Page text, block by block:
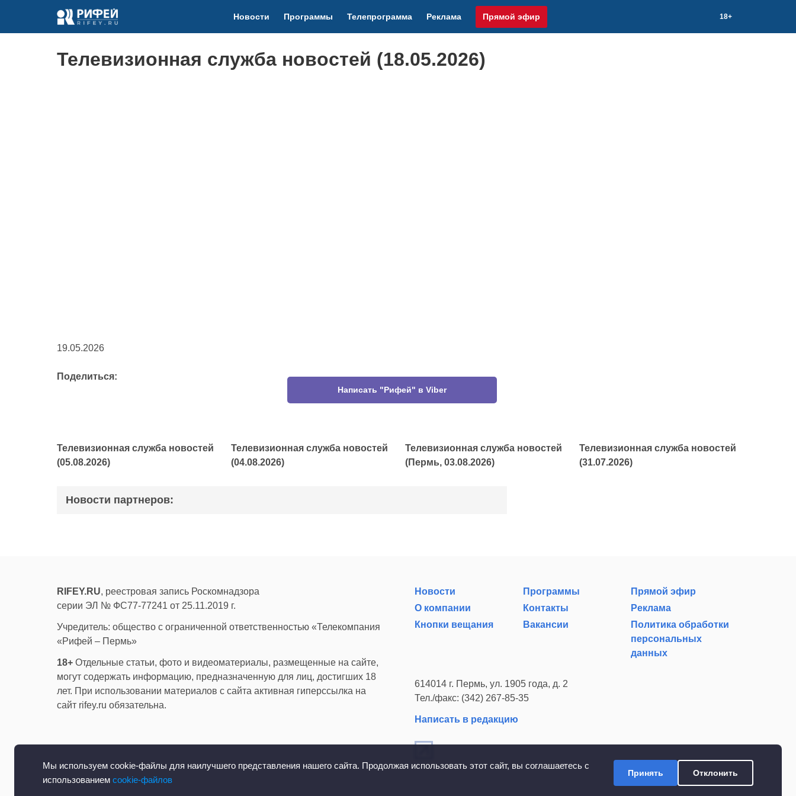
Новости Программы Телепрограмма Реклама Прямой эфир 18+
Телевизионная служба новостей (18.05.2026)
19.05.2026
Поделиться:
Написать "Рифей" в Viber
Мы используем cookie-файлы для наилучшего представления нашего сайта. Продолжая использовать этот сайт, вы соглашаетесь с
использованием cookie-файлов
Принять Отклонить
Телевизионная служба новостей
(05.08.2026)
Телевизионная служба новостей
(04.08.2026)
Телевизионная служба новостей
(Пермь, 03.08.2026)
Телевизионная служба новостей
(31.07.2026)
Новости партнеров:
RIFEY.RU, реестровая запись Роскомнадзора
серии ЭЛ № ФС77-77241 от 25.11.2019 г.
Учредитель: общество с ограниченной ответственностью «Телекомпания
«Рифей – Пермь»
18+ Отдельные статьи, фото и видеоматериалы, размещенные на сайте,
могут содержать информацию, предназначенную для лиц, достигших 18
лет. При использовании материалов с сайта активная гиперссылка на
сайт rifey.ru обязательна.
Новости Программы
Прямой эфир
О компании
Контакты
Реклама
Кнопки вещания
Вакансии
Политика обработки
персональных
данных
614014 г. Пермь, ул. 1905 года, д. 2
Тел./факс: (342) 267-85-35
Написать в редакцию